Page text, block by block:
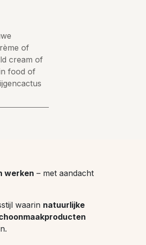
of
cream of
food of
werken – met aandacht
waarin natuurlijke